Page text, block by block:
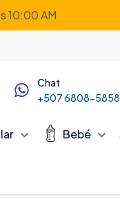
10:00 AM
Chat
+507 6808-5858
Bebé